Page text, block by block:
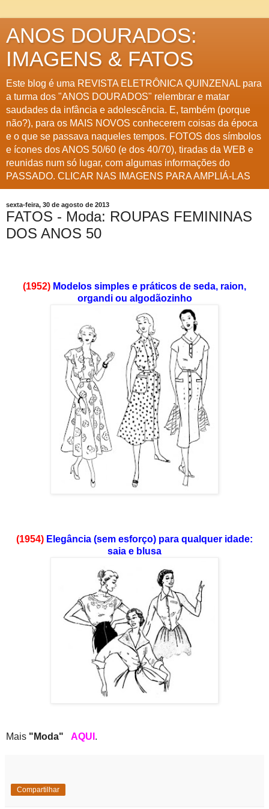
ANOS DOURADOS:
IMAGENS & FATOS
Este blog é uma REVISTA ELETRÔNICA QUINZENAL para
a turma dos "ANOS DOURADOS" relembrar e matar
saudades da infância e adolescência. E, também (porque
não?), para os MAIS NOVOS conhecerem coisas da época
e o que se passava naqueles tempos. FOTOS dos símbolos
e ícones dos ANOS 50/60 (e dos 40/70), tiradas da WEB e
reunidas num só lugar, com algumas informações do
PASSADO. CLICAR NAS IMAGENS PARA AMPLIÁ-LAS
sexta-feira, 30 de agosto de 2013
FATOS - Moda: ROUPAS FEMININAS
DOS ANOS 50
(1952) Modelos simples e práticos de seda, raion,
organdi ou algodãozinho
(1954) Elegância (sem esforço) para qualquer idade:
saia e blusa
Mais "Moda" AQUI .
Compartilhar